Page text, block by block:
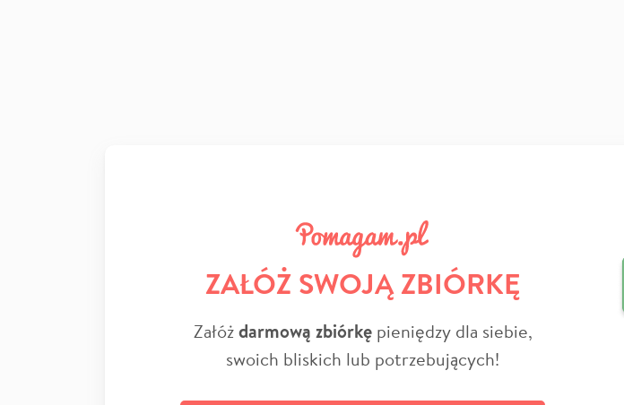
ZAŁÓŻ SWOJĄ ZBIÓRKĘ
Załóżdarmową zbiórkępieniędzy dla siebie,
swoich bliskich lub potrzebujących!